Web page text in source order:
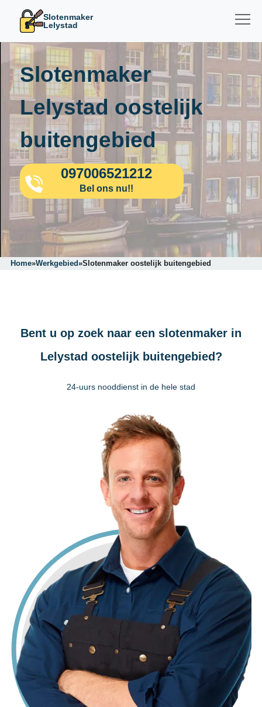
Slotenmaker
Lelystad
Slotenmaker
Lelystad oostelijk
buitengebied
097006521212
Bel ons nu!!
Home»Werkgebied»Slotenmaker oostelijk buitengebied
Bent u op zoek naar een slotenmaker in
Lelystad oostelijk buitengebied?
24-uurs nooddienst in de hele stad